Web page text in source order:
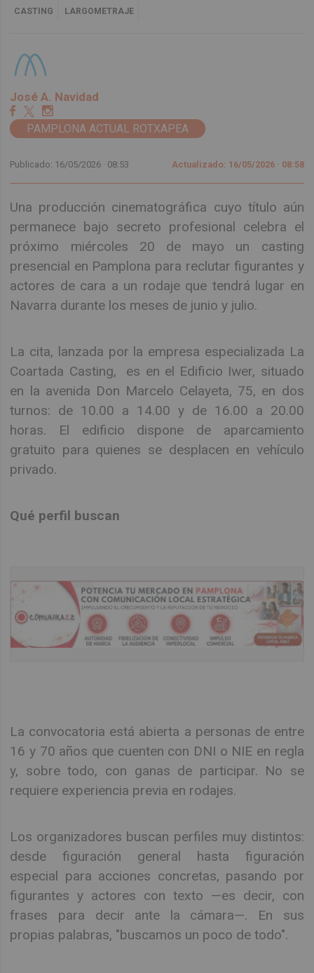
CASTING LARGOMETRAJE
José A. Navidad
PAMPLONA ACTUAL ROTXAPEA
Publicado: 16/05/2026 · 08:53 Actualizado: 16/05/2026 · 08:58
Una producción cinematográfica cuyo título aún
permanece bajo secreto profesional celebra el
próximo miércoles 20 de mayo un casting
presencial en Pamplona para reclutar figurantes y
actores de cara a un rodaje que tendrá lugar en
Navarra durante los meses de junio y julio.
La cita, lanzada por la empresa especializada La
Coartada Casting, es en el Edificio Iwer, situado
en la avenida Don Marcelo Celayeta, 75, en dos
turnos: de 10.00 a 14.00 y de 16.00 a 20.00
horas. El edificio dispone de aparcamiento
gratuito para quienes se desplacen en vehículo
privado.
Qué perfil buscan
La convocatoria está abierta a personas de entre
16 y 70 años que cuenten con DNI o NIE en regla
y, sobre todo, con ganas de participar. No se
requiere experiencia previa en rodajes.
Los organizadores buscan perfiles muy distintos:
desde figuración general hasta figuración
especial para acciones concretas, pasando por
figurantes y actores con texto —es decir, con
frases para decir ante la cámara—. En sus
propias palabras, "buscamos un poco de todo".